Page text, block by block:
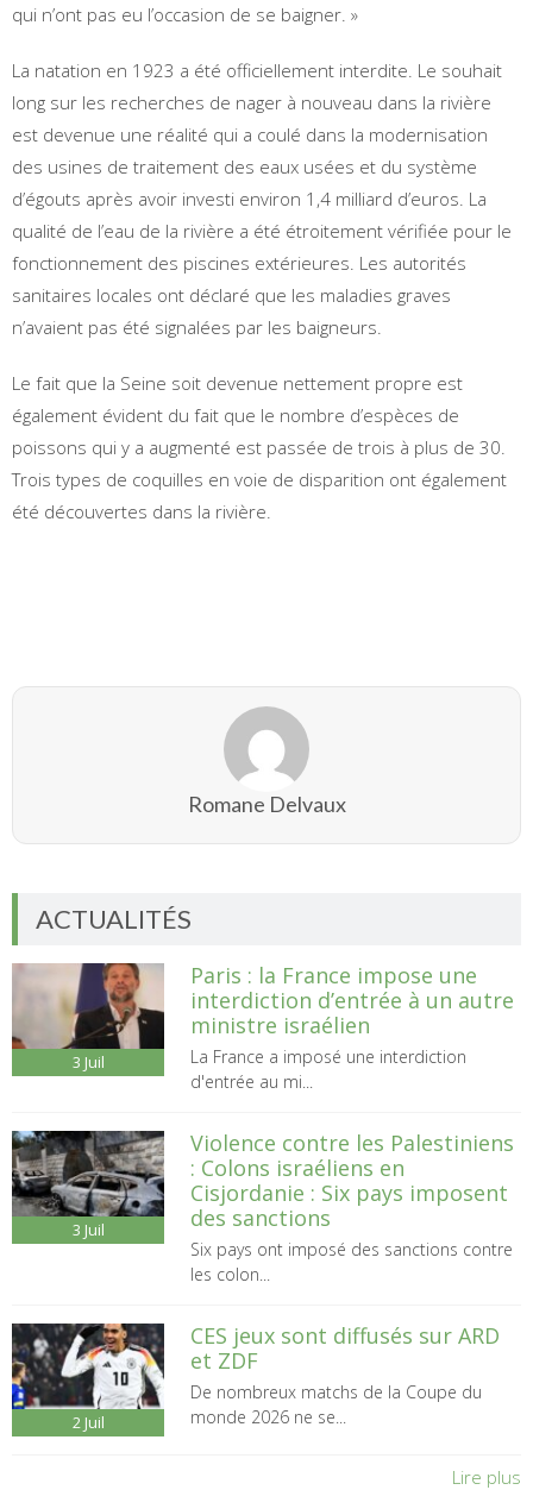
qui n’ont pas eu l’occasion de se baigner. »
La natation en 1923 a été officiellement interdite. Le souhait
long sur les recherches de nager à nouveau dans la rivière
est devenue une réalité qui a coulé dans la modernisation
des usines de traitement des eaux usées et du système
d’égouts après avoir investi environ 1,4 milliard d’euros. La
qualité de l’eau de la rivière a été étroitement vérifiée pour le
fonctionnement des piscines extérieures. Les autorités
sanitaires locales ont déclaré que les maladies graves
n’avaient pas été signalées par les baigneurs.
Le fait que la Seine soit devenue nettement propre est
également évident du fait que le nombre d’espèces de
poissons qui y a augmenté est passée de trois à plus de 30.
Trois types de coquilles en voie de disparition ont également
été découvertes dans la rivière.
Romane Delvaux
ACTUALITÉS
3 Juil
Paris : la France impose une
interdiction d’entrée à un autre
ministre israélien
La France a imposé une interdiction
d'entrée au mi...
3 Juil
Violence contre les Palestiniens
: Colons israéliens en
Cisjordanie : Six pays imposent
des sanctions
Six pays ont imposé des sanctions contre
les colon...
2 Juil
CES jeux sont diffusés sur ARD
et ZDF
De nombreux matchs de la Coupe du
monde 2026 ne se...
Lire plus